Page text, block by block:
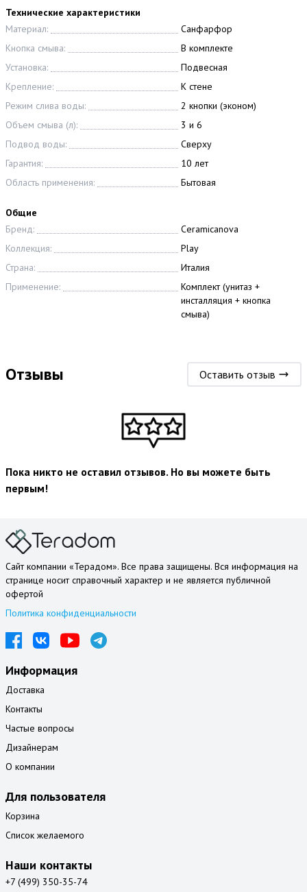
Технические характеристики
Материал:
Санфарфор
Кнопка смыва:
В комплекте
Установка:
Подвесная
Крепление:
К стене
Режим слива воды:
2 кнопки (эконом)
Объем смыва (л):
3 и 6
Подвод воды:
Сверху
Гарантия:
10 лет
Область применения:
Бытовая
Общие
Бренд:
Ceramicanova
Коллекция:
Play
Страна:
Италия
Применение:
Комплект (унитаз +
инсталляция + кнопка
смыва)
Отзывы Оставить отзыв
Пока никто не оставил отзывов. Но вы можете быть
первым!
Сайт компании «Терадом». Все права защищены. Вся информация на
странице носит справочный характер и не является публичной
офертой
Политика конфиденциальности
Информация
Доставка
Контакты
Частые вопросы
Дизайнерам
О компании
Для пользователя
Корзина
Список желаемого
Наши контакты
+7 (499) 350-35-74